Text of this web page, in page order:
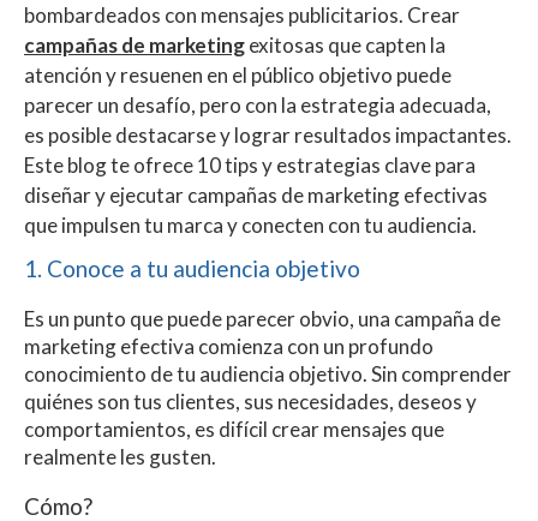
bombardeados con mensajes publicitarios. Crear
campañas de marketingexitosas que capten la
atención y resuenen en el público objetivo puede
parecer un desafío, pero con la estrategia adecuada,
es posible destacarse y lograr resultados impactantes.
Este blog te ofrece 10 tips y estrategias clave para
diseñar y ejecutar campañas de marketing efectivas
que impulsen tu marca y conecten con tu audiencia.
1. Conoce a tu audiencia objetivo
Es un punto que puede parecer obvio, una campaña de
marketing efectiva comienza con un profundo
conocimiento de tu audiencia objetivo. Sin comprender
quiénes son tus clientes, sus necesidades, deseos y
comportamientos, es difícil crear mensajes que
realmente les gusten.
Cómo?